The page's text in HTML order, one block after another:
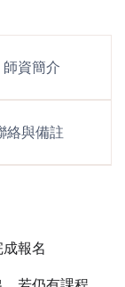
師資簡介
絡與備註
報名